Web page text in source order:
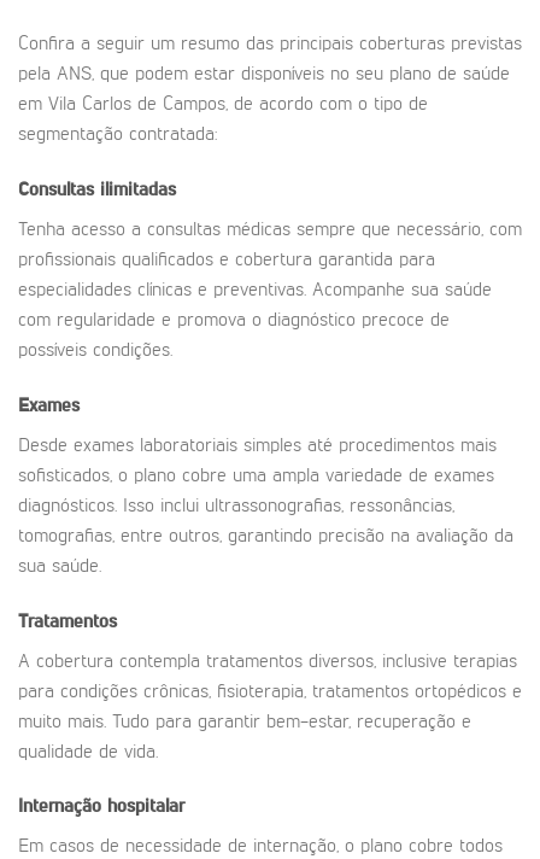
Confira a seguir um resumo das principais coberturas previstas
pela ANS, que podem estar disponíveis no seu plano de saúde
em Vila Carlos de Campos, de acordo com o tipo de
segmentação contratada:
Consultas ilimitadas
Tenha acesso a consultas médicas sempre que necessário, com
profissionais qualificados e cobertura garantida para
especialidades clínicas e preventivas. Acompanhe sua saúde
com regularidade e promova o diagnóstico precoce de
possíveis condições.
Exames
Desde exames laboratoriais simples até procedimentos mais
sofisticados, o plano cobre uma ampla variedade de exames
diagnósticos. Isso inclui ultrassonografias, ressonâncias,
tomografias, entre outros, garantindo precisão na avaliação da
sua saúde.
Tratamentos
A cobertura contempla tratamentos diversos, inclusive terapias
para condições crônicas, fisioterapia, tratamentos ortopédicos e
muito mais. Tudo para garantir bem-estar, recuperação e
qualidade de vida.
Internação hospitalar
Em casos de necessidade de internação, o plano cobre todos